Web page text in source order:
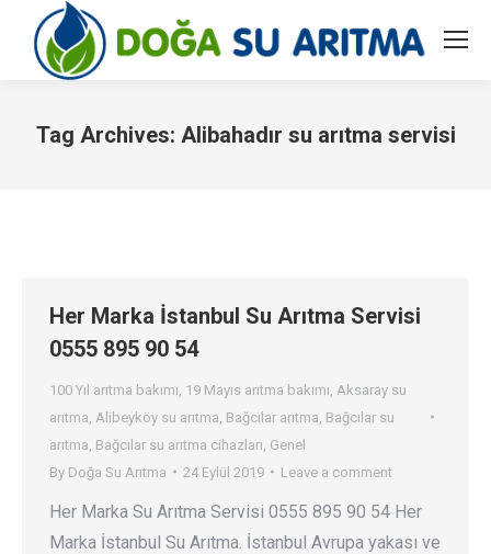
Tag Archives: Alibahadır su arıtma servisi
Her Marka İstanbul Su Arıtma Servisi
0555 895 90 54
100 Yıl arıtma bakımı 19 Mayıs arıtma bakımı Aksaray su
arıtma Alibeyköy su arıtma Bağcılar arıtma Bağcılar su
arıtma Bağcılar su arıtma cihazları Genel
By Doğa Su Arıtma 24 Eylül 2019 Leave a comment
Her Marka Su Arıtma Servisi 0555 895 90 54 Her
Marka İstanbul Su Arıtma. İstanbul Avrupa yakası ve